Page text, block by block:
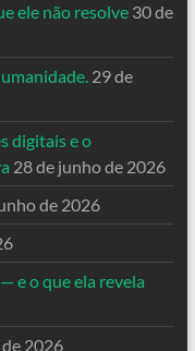
ele não resolve 30 de
29 de
digitais e o
28 de junho de 2026
de 2026
e o que ela revela
2026